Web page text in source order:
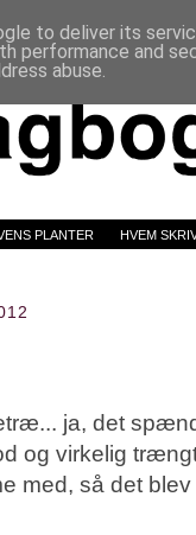
PLANTER HVEM
ja, det
og virkelig
med, så det
to deliver its
performance and
abuse.